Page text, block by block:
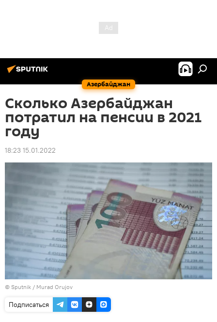
Азербайджан
Сколько Азербайджан
потратил на пенсии в 2021
году
18:23 15.01.2022
© Sputnik / Murad Orujov
Подписаться